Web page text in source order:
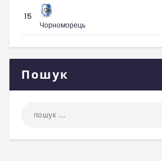
15
Чорноморець
Пошук